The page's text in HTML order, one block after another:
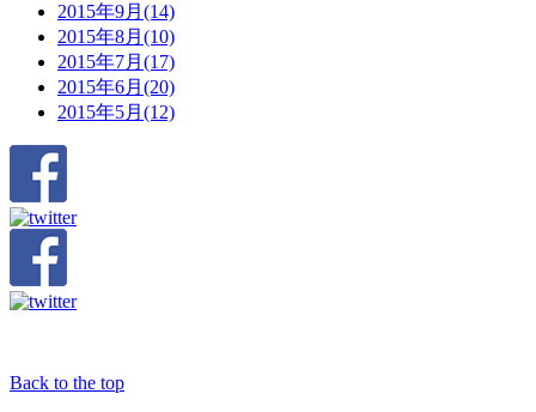
2015年9月(14)
2015年8月(10)
2015年7月(17)
2015年6月(20)
2015年5月(12)
Back to the top